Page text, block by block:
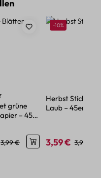
Bewertung von 4.5
grüne
– 45
Regulärer Preis:
3,99 €
Rabatt
-10%
Herbst Sticker
Laub – 45er
Verkaufspreis:
3,59 € 3,99 €